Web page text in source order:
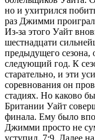
но и ухитрился
раз Джимми проиграл
Из-за этого Уайт
шестнадцати
предыдущего сезона,
следующий год. К
старательно, и эти
соревнования он
стадиях. Но каково
Британии Уайт
финала. Ему было
Джимми просто не
уступил, 7:9. Далее